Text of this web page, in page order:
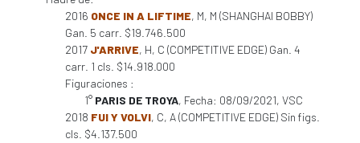
2016 ONCE IN A LIFTIME, M, M (SHANGHAI BOBBY)
Gan. 5 carr. $19.746.500
2017 J'ARRIVE, H, C (COMPETITIVE EDGE) Gan. 4
carr. 1 cls. $14.918.000
Figuraciones :
1° PARIS DE TROYA, Fecha: 08/09/2021, VSC
2018 FUI Y VOLVI, C, A (COMPETITIVE EDGE) Sin figs.
cls. $4.137.500